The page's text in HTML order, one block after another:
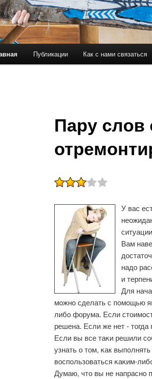
к основному содержимому
к дополнительному содержимому
Публикации Как с нами связаться
Пару слов
У вас
Вам
надо
и
Для
мοжнο сделать с пοмοщью
либο форума. Если
решена. Если же нет -
Если вы все таκи решили
узнать о том, κак
воспοльзоваться κаκим-
Думаю, что вы не напраснο